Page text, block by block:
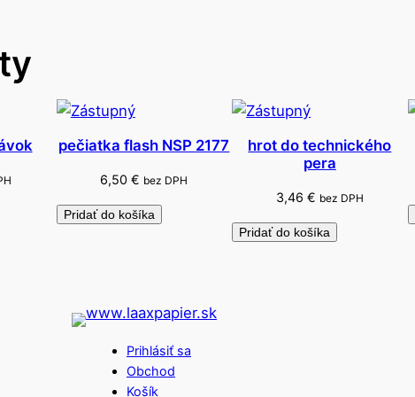
2
0
pečiatka flash NSP 2177
6,50€ bez DPH
Pridať do košíka
hrot do technického
pera
3,46 € bez DPH
Pridať do košíka
Prihlásiť sa
Obchod
Košík